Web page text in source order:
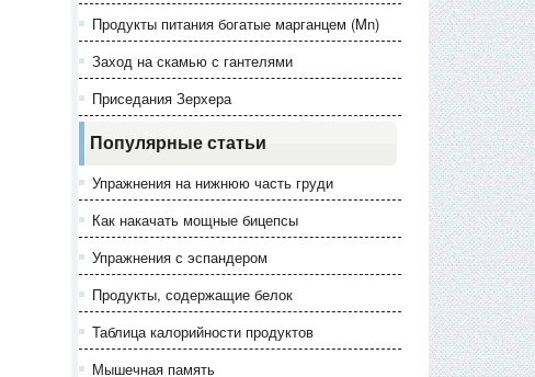
Продукты питания богатые марганцем (Mn)
Заход на скамью с гантелями
Приседания Зерхера
Популярные статьи
Упражнения на нижнюю часть груди
Как накачать мощные бицепсы
Упражнения с эспандером
Продукты, содержащие белок
Таблица калорийности продуктов
Мышечная память